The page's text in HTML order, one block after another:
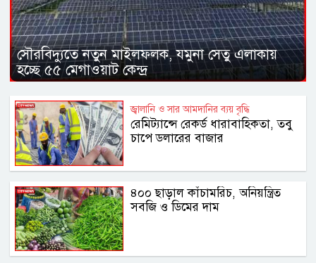
সৌরবিদ্যুতে নতুন মাইলফলক, যমুনা সেতু এলাকায়
হচ্ছে ৫৫ মেগাওয়াট কেন্দ্র
জ্বালানি ও সার আমদানির ব্যয় বৃদ্ধি
রেমিট্যান্সে রেকর্ড ধারাবাহিকতা, তবু
চাপে ডলারের বাজার
৪০০ ছাড়াল কাঁচামরিচ, অনিয়ন্ত্রিত
সবজি ও ডিমের দাম